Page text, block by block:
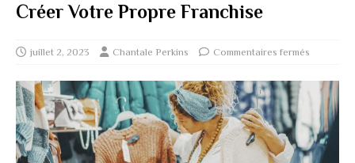
Créer Votre Propre Franchise
juillet 2, 2023 Chantale Perkins Commentaires fermés